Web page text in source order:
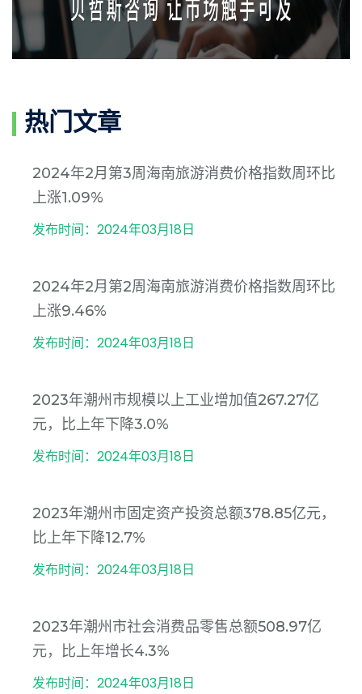
热门文章
2024年2月第3周海南旅游消费价格指数周环比
上涨1.09%
发布时间：2024年03月18日
2024年2月第2周海南旅游消费价格指数周环比
上涨9.46%
发布时间：2024年03月18日
2023年潮州市规模以上工业增加值267.27亿
元，比上年下降3.0%
发布时间：2024年03月18日
2023年潮州市固定资产投资总额378.85亿元，
比上年下降12.7%
发布时间：2024年03月18日
2023年潮州市社会消费品零售总额508.97亿
元，比上年增长4.3%
发布时间：2024年03月18日